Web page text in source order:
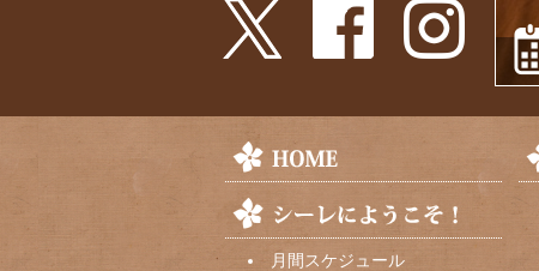
月間スケジュール